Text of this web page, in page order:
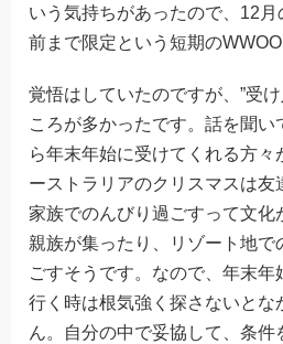
いう気持ちがあったので、12
前まで限定という短期の
覚悟はしていたのですが、”受
ころが多かったです。話を聞
ら年末年始に受けてくれる方々
ーストラリアのクリスマスは友
家族でのんびり過ごすって文化
親族が集ったり、リゾート地で
ごすそうです。なので、年末年
行く時は根気強く探さないとな
ん。自分の中で妥協して、条件